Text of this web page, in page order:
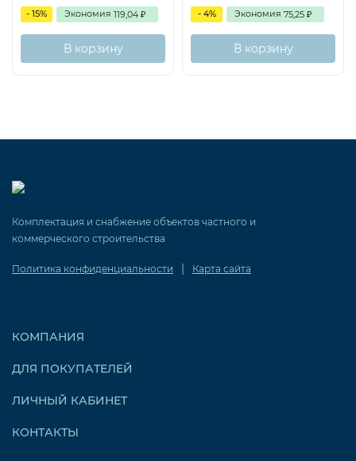
- 15% Экономия 119,04 ₽
В корзину
- 4% Экономия 75,25 ₽
В корзину
Комплектация и снабжение объектов частного и
коммерческого строительства
Политика конфиденциальности | Карта сайта
КОМПАНИЯ
ДЛЯ ПОКУПАТЕЛЕЙ
ЛИЧНЫЙ КАБИНЕТ
КОНТАКТЫ